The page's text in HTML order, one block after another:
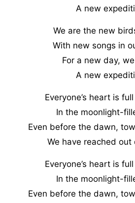
A new
We are the new
With new songs in
For a new day,
A new
Everyone’s heart is
In the moonlight-
Even before the dawn,
We have reached out
Everyone’s heart is
In the moonlight-
Even before the dawn,